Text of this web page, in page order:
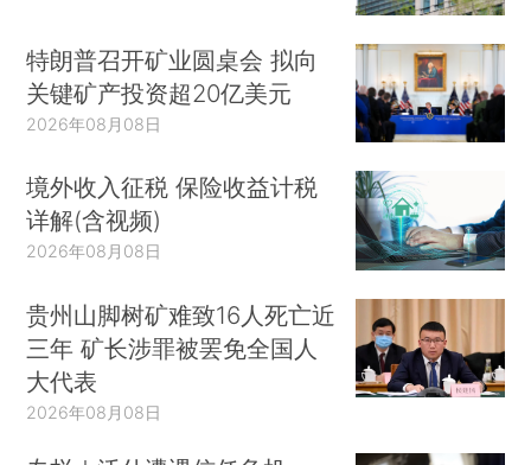
特朗普召开矿业圆桌会 拟向
关键矿产投资超20亿美元
2026年08月08日
境外收入征税 保险收益计税
详解(含视频)
2026年08月08日
贵州山脚树矿难致16人死亡近
三年 矿长涉罪被罢免全国人
大代表
2026年08月08日